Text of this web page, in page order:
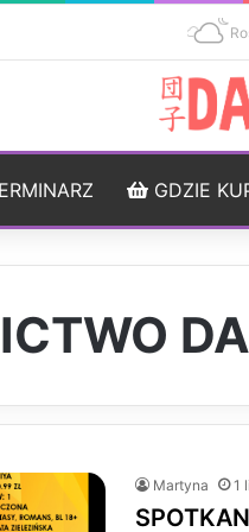
GDZIE
Martyna 1